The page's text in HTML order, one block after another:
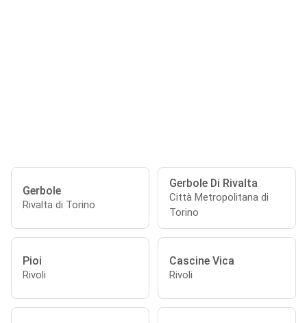
Gerbole
Rivalta di Torino
Gerbole Di Rivalta
Città Metropolitana di
Torino
Pioi
Rivoli
Cascine Vica
Rivoli